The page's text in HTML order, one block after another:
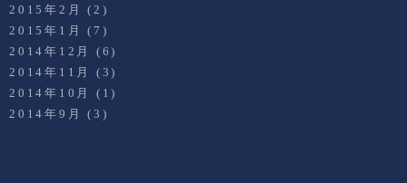
2015年2月
(2)
2015年1月
(7)
2014年12月
(6)
2014年11月
(3)
2014年10月
(1)
2014年9月
(3)